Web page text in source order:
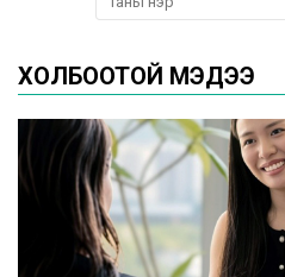
ХОЛБООТОЙ МЭДЭЭ